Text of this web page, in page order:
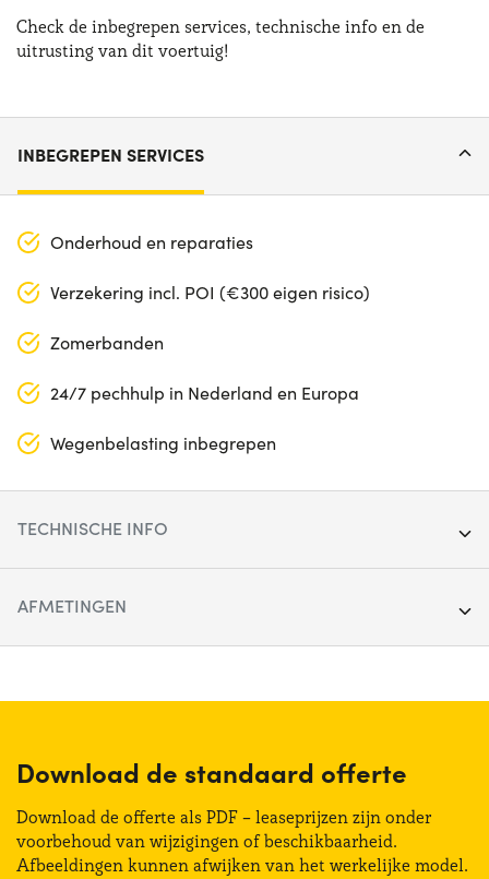
Check de inbegrepen services, technische info en de
uitrusting van dit voertuig!
INBEGREPEN SERVICES
Onderhoud en reparaties
Verzekering incl. POI (€300 eigen risico)
Zomerbanden
24/7 pechhulp in Nederland en Europa
Wegenbelasting inbegrepen
TECHNISCHE INFO
Aandrijving:Voorkant
Zitplaatsen: 4
AFMETINGEN
Hoogte: 148 cm
Bagagliaio (max):530 lt
Bagagliaio (min):185 lt
Download de standaard offerte
Download de offerte als PDF – leaseprijzen zijn onder
voorbehoud van wijzigingen of beschikbaarheid.
Afbeeldingen kunnen afwijken van het werkelijke model.